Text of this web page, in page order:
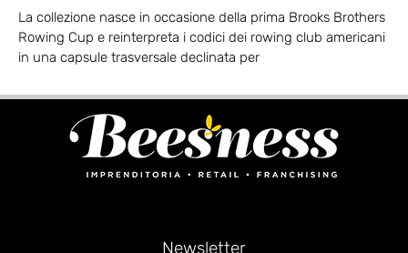
La collezione nasce in occasione della prima Brooks Brothers
Rowing Cup e reinterpreta i codici dei rowing club americani
in una capsule trasversale declinata per
Newsletter